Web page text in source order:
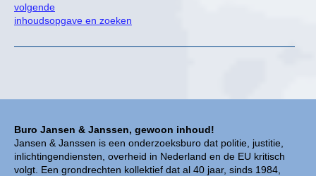
Buro Jansen & Janssen, gewoon inhoud!
Jansen & Janssen is een onderzoeksburo dat politie, justitie,
inlichtingendiensten, overheid in Nederland en de EU kritisch
volgt. Een grondrechten kollektief dat al 40 jaar, sinds 1984,
volgende
inhoudsopgave en zoeken